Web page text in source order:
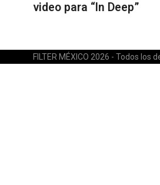
video para “In Deep”
FILTER MÉXICO 2026 - Todos los